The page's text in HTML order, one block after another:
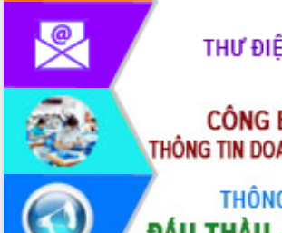
Phó Chủ tịch UBND tỉnh Đắk Lắk
Trương Công Thái kiểm tra thực địa
Dự án cao tốc Khánh Hòa - Buôn Ma
Thuột
Định vị cà phê Việt Nam như một “di
sản sống” trong dòng chảy toàn cầu
Xây dựng nông thôn mới: Nâng cao đời
sống người dân từ những mô hình thiết
thực
Quyết liệt tháo gỡ vướng mắc, đẩy
nhanh tiến độ các dự án trọng điểm
trong Khu kinh tế Nam Phú Yên